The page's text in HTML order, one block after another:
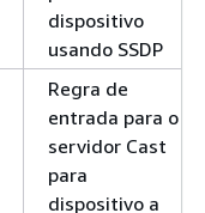
dispositivo
usando SSDP
Regra de
entrada para o
servidor Cast
para
dispositivo a